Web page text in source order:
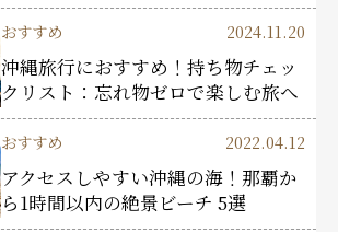
おすすめ 2024.11.20
沖縄旅行におすすめ！持ち物チェッ
クリスト：忘れ物ゼロで楽しむ旅へ
おすすめ 2022.04.12
アクセスしやすい沖縄の海！那覇か
ら1時間以内の絶景ビーチ 5選